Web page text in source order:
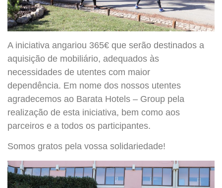
A iniciativa angariou 365€ que serão destinados a
aquisição de mobiliário, adequados às
necessidades de utentes com maior
dependência. Em nome dos nossos utentes
agradecemos ao Barata Hotels – Group pela
realização de esta iniciativa, bem como aos
parceiros e a todos os participantes.
Somos gratos pela vossa solidariedade!